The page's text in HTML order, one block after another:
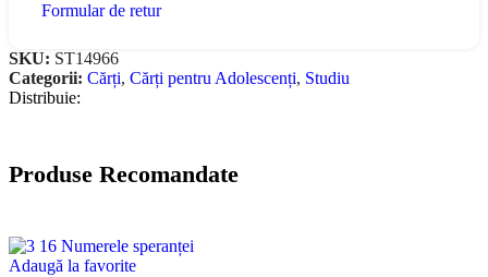
Formular de retur
SKU: ST14966
Categorii: Cărți, Cărți pentru Adolescenți, Studiu
Distribuie:
Produse Recomandate
Adaugă la favorite